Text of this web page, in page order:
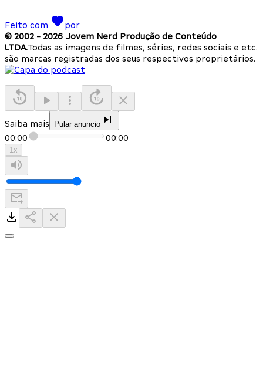
Feito com
por
© 2002 - 2026 Jovem Nerd Produção de Conteúdo
LTDA.Todas as imagens de filmes, séries, redes sociais e etc.
são marcas registradas dos seus respectivos proprietários.
Saiba mais Pular anuncio
00:00 00:00
1x